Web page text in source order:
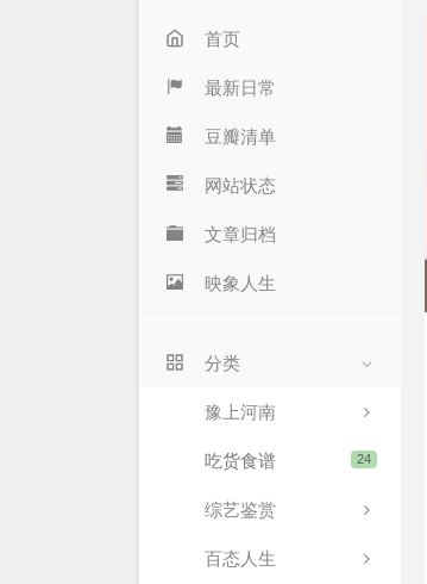
首页
最新日常
豆瓣清单
网站状态
文章归档
映象人生
分类
豫上河南
24
吃货食谱
综艺鉴赏
百态人生